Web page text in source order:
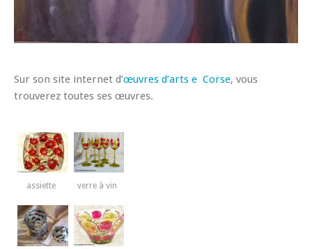
Sur son site internet d’œuvres d’arts e Corse, vous
trouverez toutes ses œuvres.
assiette verre à vin